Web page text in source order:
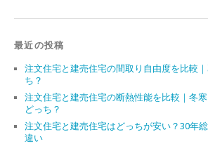
最近の投稿
注文住宅と建売住宅の間取り自由度を比較
ち？
注文住宅と建売住宅の断熱性能を比較｜冬
どっち？
注文住宅と建売住宅はどっちが安い？30年
違い